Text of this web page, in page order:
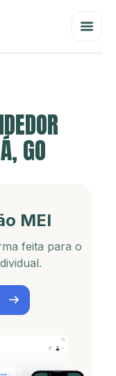
GO
MEI
feita para o